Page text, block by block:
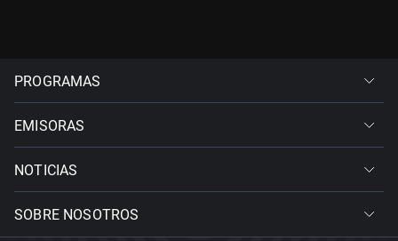
PROGRAMAS
EMISORAS
NOTICIAS
SOBRE NOSOTROS